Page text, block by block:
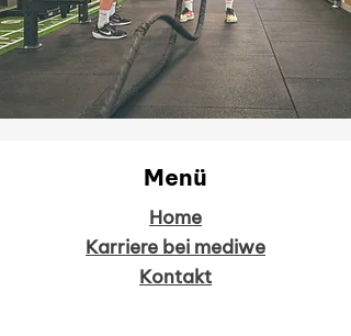
Menü
Home
Karriere bei mediwe
Kontakt